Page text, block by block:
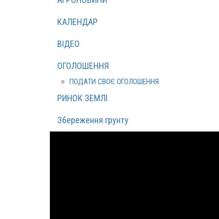
КАЛЕНДАР
ВІДЕО
ОГОЛОШЕННЯ
ПОДАТИ СВОЄ ОГОЛОШЕННЯ
РИНОК ЗЕМЛІ
Збереження грунту